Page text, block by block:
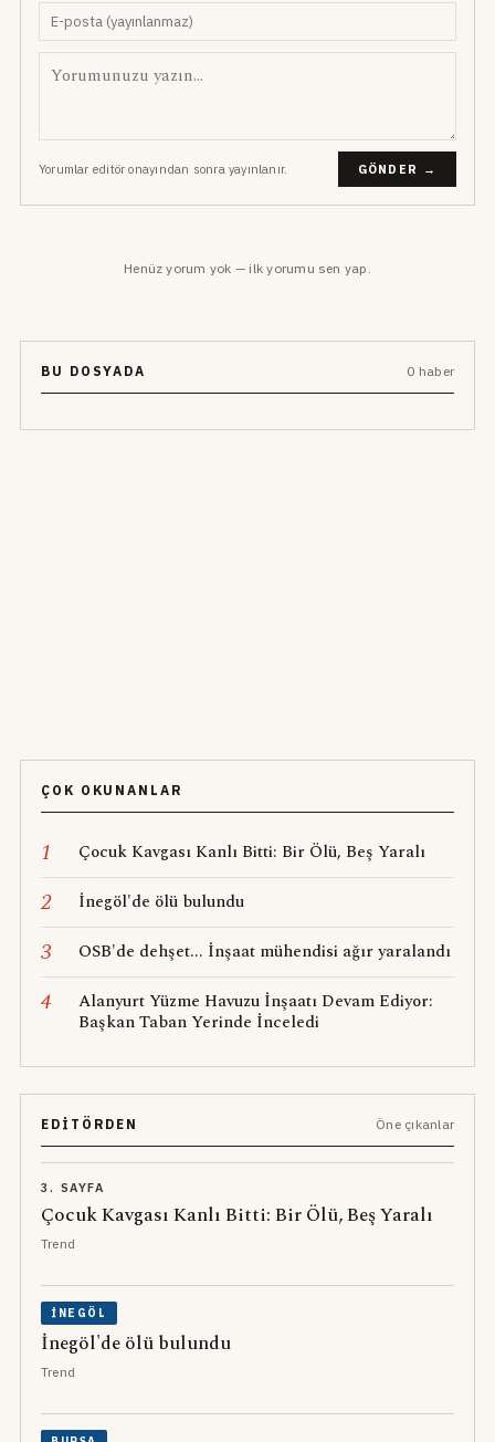
Yorumlar editör onayından sonra yayınlanır. GÖNDER →
Henüz yorum yok — ilk yorumu sen yap.
BU DOSYADA 0 haber
ÇOK OKUNANLAR
1 Çocuk Kavgası Kanlı Bitti: Bir Ölü, Beş Yaralı
2 İnegöl'de ölü bulundu
3 OSB'de dehşet... İnşaat mühendisi ağır yaralandı
4
Alanyurt Yüzme Havuzu İnşaatı Devam Ediyor:
Başkan Taban Yerinde İnceledi
EDITÖRDEN Öne çıkanlar
3. SAYFA
Çocuk Kavgası Kanlı Bitti: Bir Ölü, Beş Yaralı
Trend
İNEGÖL
İnegöl'de ölü bulundu
Trend